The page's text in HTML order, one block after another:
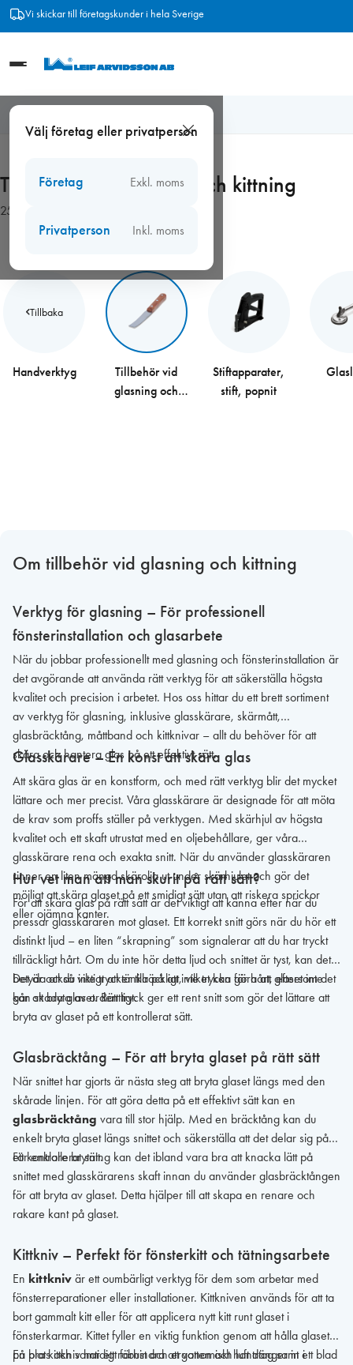
Hoppa
Frakt från 89 kr
Välj företag eller privatperson
Företag Exkl. moms
Privatperson Inkl. moms
Tillbehör vid glasning och kittning
25 produkter
Tillbaka
Handverktyg
Tillbehör vid
glasning och
Stiftapparater,
stift, popnit
Om tillbehör vid glasning och kittning
Verktyg för glasning – För professionell
fönsterinstallation och glasarbete
När du jobbar professionellt med glasning och fönsterinstallation är
det avgörande att använda rätt verktyg för att säkerställa högsta
kvalitet och precision i arbetet. Hos oss hittar du ett brett sortiment
av verktyg för glasning, inklusive glasskärare, skärmått,
glasbräcktång, måttband och kittknivar – allt du behöver för att
skära och hantera glas på ett effektivt sätt.
Glasskärare – En konst att skära glas
Att skära glas är en konstform, och med rätt verktyg blir det mycket
lättare och mer precist. Våra glasskärare är designade för att möta
de krav som proffs ställer på verktygen. Med skärhjul av högsta
kvalitet och ett skaft utrustat med en oljebehållare, ger våra
glasskärare rena och exakta snitt. När du använder glasskäraren
rinner en liten mängd skärolja ut under skärhjulet och gör det
möjligt att skära glaset på ett smidigt sätt utan att riskera sprickor
eller ojämna kanter.
Hur vet man att man skurit på rätt sätt?
För att skära glas på rätt sätt är det viktigt att känna efter när du
pressar glasskäraren mot glaset. Ett korrekt snitt görs när du hör ett
distinkt ljud – en liten “skrapning” som signalerar att du har tryckt
tillräckligt hårt. Om du inte hör detta ljud och snittet är tyst, kan det
betyda att du inte trycker tillräckligt, vilket kan göra att glaset inte
går att bryta av ordentligt.
Det är också viktigt att tänka på att inte trycka för hårt, eftersom det
kan skada glaset. Rätt tryck ger ett rent snitt som gör det lättare att
bryta av glaset på ett kontrollerat sätt.
Glasbräcktång – För att bryta glaset på rätt sätt
När snittet har gjorts är nästa steg att bryta glaset längs med den
skårade linjen. För att göra detta på ett effektivt sätt kan en
glasbräcktång vara till stor hjälp. Med en bräcktång kan du
enkelt bryta glaset längs snittet och säkerställa att det delar sig på
ett kontrollerat sätt.
För enklare brytning kan det ibland vara bra att knacka lätt på
snittet med glasskärarens skaft innan du använder glasbräcktången
för att bryta av glaset. Detta hjälper till att skapa en renare och
rakare kant på glaset.
Kittkniv – Perfekt för fönsterkitt och tätningsarbete
En kittkniv är ett oumbärligt verktyg för dem som arbetar med
fönsterreparationer eller installationer. Kittkniven används för att ta
bort gammalt kitt eller för att applicera nytt kitt runt glaset i
fönsterkarmar. Kittet fyller en viktig funktion genom att hålla glaset
på plats och samtidigt förhindra att vatten och luft tränger in i
En bra kittkniv har ett robust och ergonomiskt handtag samt ett blad